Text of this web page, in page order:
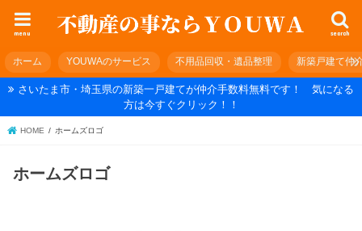
search
menu
ホーム YOUWAのサービス 不用品回収・遺品整理 新築戸建て仲
さいたま市・埼玉県の新築一戸建てが仲介手数料無料です！ 気になる
方は今すぐクリック！！
HOME ホームズロゴ
ホームズロゴ